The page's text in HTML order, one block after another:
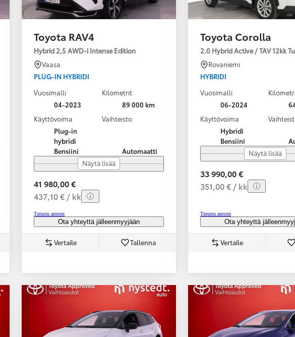
Toyota RAV4
Hybrid 2,5 AWD-i Intense Edition
Vaasa
PLUG-IN HYBRIDI
Vuosimalli
04-2023
Kilometrit
89 000 km
Käyttövoima
Plug-in
hybridi
Bensiini
Vaihteisto
Automaatti
Näytä lisää
41 980,00 €
437,10 € / kk
Tutustu autoon
Ota yhteyttä jälleenmyyjään
Vertaile Tallenna
Toyota Corolla
2.0 Hybrid Active / TAV 12kk
Rovaniemi
HYBRIDI
Vuosimalli
06-2024
Käyttövoima
Hybridi
Bensiini
Näytä lisää
33 990,00 €
351,00 € / kk
Tutustu autoon
Ota yhteyttä
Vertaile